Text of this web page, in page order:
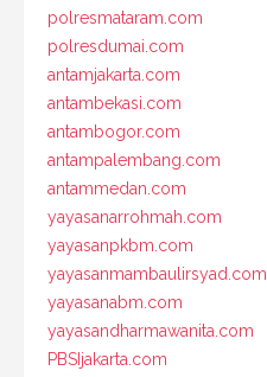
polresmataram.com
polresdumai.com
antamjakarta.com
antambekasi.com
antambogor.com
antampalembang.com
antammedan.com
yayasanarrohmah.com
yayasanpkbm.com
yayasanmambaulirsyad.com
yayasanabm.com
yayasandharmawanita.com
PBSIjakarta.com